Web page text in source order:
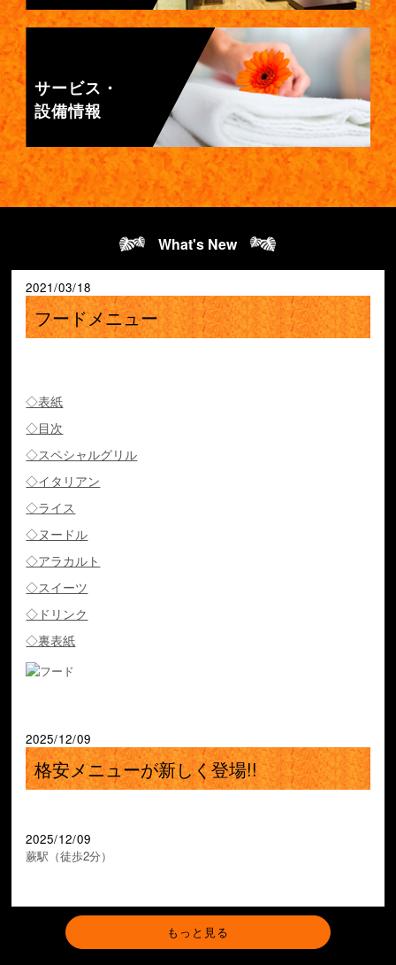
サービス・
設備情報
What's New
2021/03/18
フードメニュー
◇表紙
◇目次
◇スペシャルグリル
◇イタリアン
◇ライス
◇ヌードル
◇アラカルト
◇スイーツ
◇ドリンク
◇裏表紙
2025/12/09
格安メニューが新しく登場!!
2025/12/09
蕨駅（徒歩2分）
もっと見る